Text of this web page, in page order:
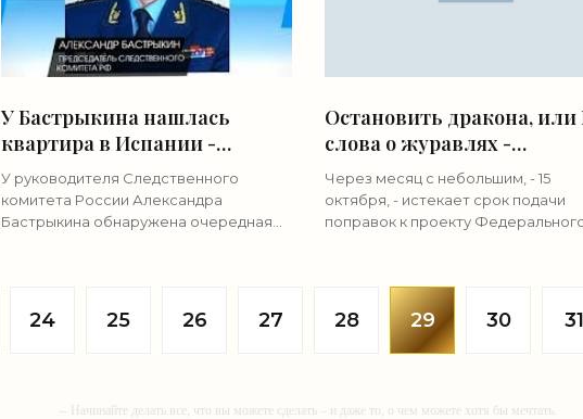
У Бастрыкина нашлась
квартира в Испании -
«Недвижимость»
У руководителя Следственного
комитета России Александра
Бастрыкина обнаружена очередная
Остановить дракона,
слова о журавлях -
«Недвижимость»
Через месяц с небольшим, - 15
октября, - истекает срок подачи
поправок к проекту
Российской Федерации и
24 25 26 27 28 29 30 31
-- Начинайте делать все, что вы можете сделать – и даже то, о чем можете хотя бы мечтать.